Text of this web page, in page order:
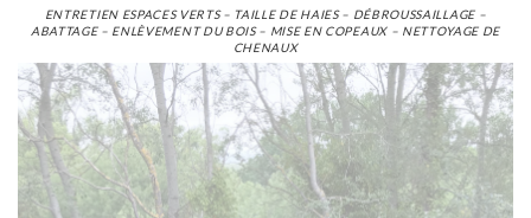
ENTRETIEN ESPACES VERTS – TAILLE DE HAIES – DÉBROUSSAILLAGE –
ABATTAGE – ENLÈVEMENT DU BOIS – MISE EN COPEAUX – NETTOYAGE DE
CHENAUX